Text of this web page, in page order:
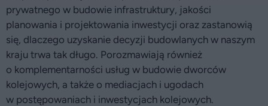
prywatnego w budowie infrastruktury, jakości
planowania i projektowania inwestycji oraz zastanowią
się, dlaczego uzyskanie decyzji budowlanych w naszym
kraju trwa tak długo. Porozmawiają również
o komplementarności usług w budowie dworców
kolejowych, a także o mediacjach i ugodach
w postępowaniach i inwestycjach kolejowych.